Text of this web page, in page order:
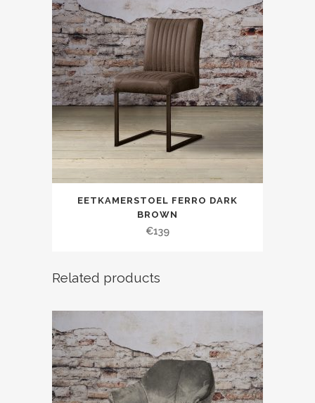
EETKAMERSTOEL FERRO DARK
BROWN
€139
Related products